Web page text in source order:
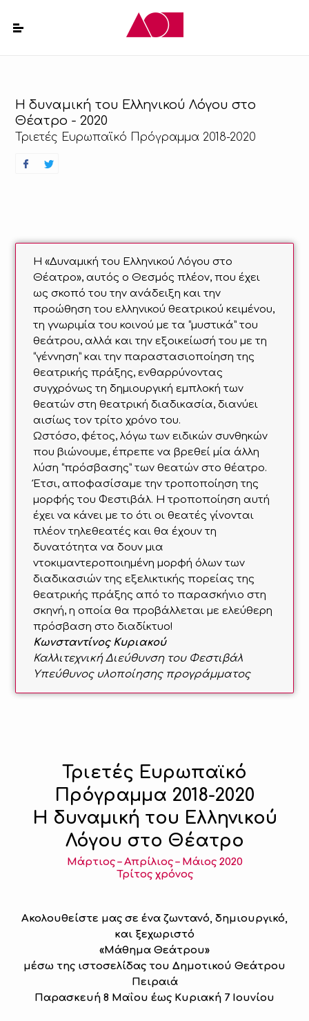
Η δυναμική του Ελληνικού Λόγου στο
Θέατρο - 2020
Τριετές Ευρωπαϊκό Πρόγραμμα 2018-2020
Η «Δυναμική του Ελληνικού Λόγου στο
Θέατρο», αυτός ο Θεσμός πλέον, που έχει
ως σκοπό του την ανάδειξη και την
προώθηση του ελληνικού θεατρικού κειμένου,
τη γνωριμία του κοινού με τα “μυστικά” του
θεάτρου, αλλά και την εξοικείωσή του με τη
“γέννηση” και την παραστασιοποίηση της
θεατρικής πράξης, ενθαρρύνοντας
συγχρόνως τη δημιουργική εμπλοκή των
θεατών στη θεατρική διαδικασία, διανύει
αισίως τον τρίτο χρόνο του.
Ωστόσο, φέτος, λόγω των ειδικών συνθηκών
που βιώνουμε, έπρεπε να βρεθεί μία άλλη
λύση “πρόσβασης” των θεατών στο θέατρο.
Έτσι, αποφασίσαμε την τροποποίηση της
μορφής του Φεστιβάλ. Η τροποποίηση αυτή
έχει να κάνει με το ότι οι θεατές γίνονται
πλέον τηλεθεατές και θα έχουν τη
δυνατότητα να δουν μια
ντοκιμαντεροποιημένη μορφή όλων των
διαδικασιών της εξελικτικής πορείας της
θεατρικής πράξης από το παρασκήνιο στη
σκηνή, η οποία θα προβάλλεται με ελεύθερη
πρόσβαση στο διαδίκτυο!
Κωνσταντίνος Κυριακού
Καλλιτεχνική Διεύθυνση του Φεστιβάλ
Υπεύθυνος υλοποίησης προγράμματος
Τριετές Ευρωπαϊκό
Πρόγραμμα 2018-2020
Η δυναμική του Ελληνικού
Λόγου στο Θέατρο
Μάρτιος – Απρίλιος – Μάιος 2020
Τρίτος χρόνος
Ακολουθείστε μας σε ένα ζωντανό, δημιουργικό,
και ξεχωριστό
«Μάθημα Θεάτρου»
μέσω της ιστοσελίδας του Δημοτικού Θεάτρου
Πειραιά
Παρασκευή 8 Μαΐου έως Κυριακή 7 Ιουνίου